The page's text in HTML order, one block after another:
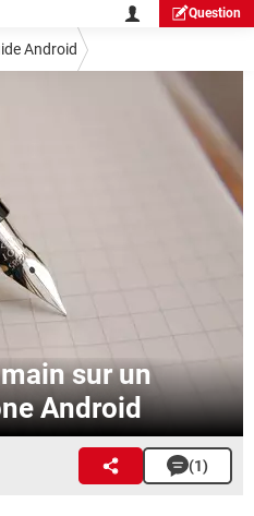
Question
Android
sur un
Android
(1)